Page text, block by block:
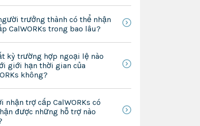
trưởng thành có thể nhận
CalWORKs trong bao lâu?
kỳ trường hợp ngoại lệ nào
giới hạn thời gian của
không?
nhận trợ cấp CalWORKs có
được những hỗ trợ nào